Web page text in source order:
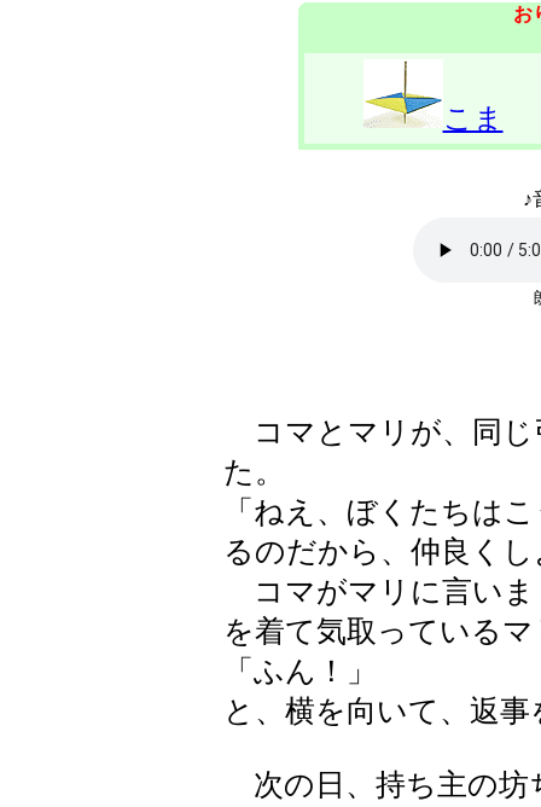
お
こま
♪
コマとマリが、同じ
た。
「ねえ、ぼくたちは
るのだから、仲良く
コマがマリに言いま
を着て気取っている
「ふん！」
と、横を向いて、返
次の日、持ち主の坊